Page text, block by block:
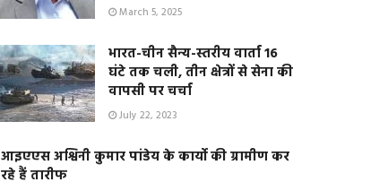
March 5, 2025
भारत-चीन सैन्य-स्तरीय वार्ता 16
घंटे तक चली, तीन क्षेत्रों से सेना की
वापसी पर चर्चा
July 22, 2023
आइएएस अश्विनी कुमार पांडेय के कार्यो की ग्रामीण कर
रहे हैं तारीफ